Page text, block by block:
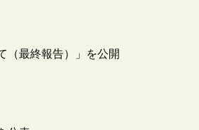
（最終報告）」を公開